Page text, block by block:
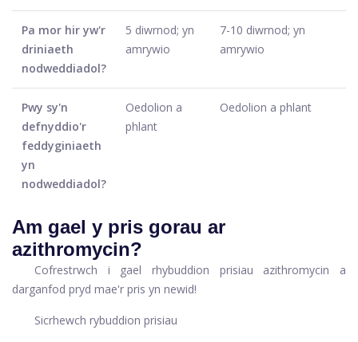
Pa mor hir yw'r
driniaeth
nodweddiadol?
5 diwrnod; yn
amrywio
7-10 diwrnod; yn
amrywio
Pwy sy'n
defnyddio'r
feddyginiaeth
yn
nodweddiadol?
Oedolion a
phlant
Oedolion a phlant
Am gael y pris gorau ar
azithromycin?
Cofrestrwch i gael rhybuddion prisiau azithromycin a
darganfod pryd mae'r pris yn newid!
Sicrhewch rybuddion prisiau